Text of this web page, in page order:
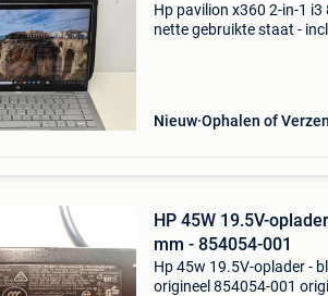
Hp pavilion x360 2-in-1
nette gebruikte staat -
Nieuw Ophalen of
HP 45W 19.5V-
mm - 854054-001
Hp 45w 19.5V-oplader -
origineel 854054-001